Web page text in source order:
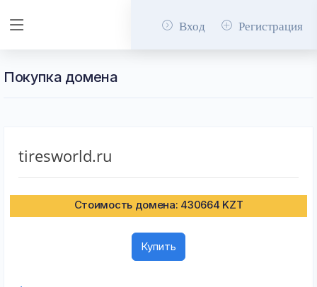
Вход Регистрация
Покупка домена
tiresworld.ru
Стоимость домена: 430664 KZT
Купить